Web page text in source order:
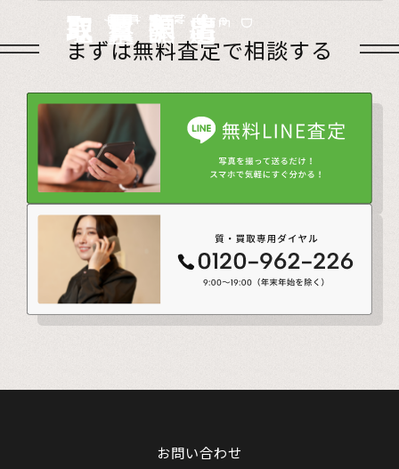
Store
店頭買取
出張買取 Del
i
very
宅配買取 Estate
遺品整理
まずは無料査定で相談する
お問い合わせ